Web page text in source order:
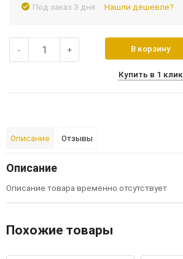
Под заказ 3 дня Нашли дешевле?
- + В корзину
Купить в 1 клик
Описание Отзывы
Описание
Описание товара временно отсутствует
Похожие товары